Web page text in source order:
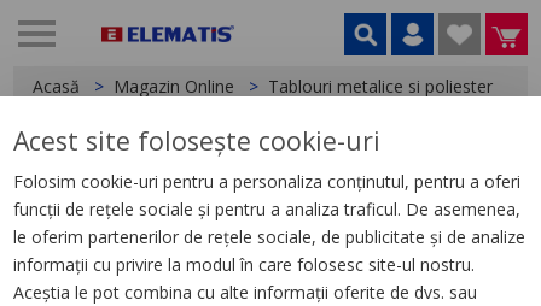
Acasă Magazin Online Tablouri metalice si poliester
< Accesorii tablouri
Ventilator montaj 700 m3/h,
115 V AC, 50/60Hz
Acest site folosește cookie-uri
Folosim cookie-uri pentru a personaliza conținutul, pentru a oferi
funcții de rețele sociale și pentru a analiza traficul. De asemenea,
le oferim partenerilor de rețele sociale, de publicitate și de analize
informații cu privire la modul în care folosesc site-ul nostru.
Aceștia le pot combina cu alte informații oferite de dvs. sau